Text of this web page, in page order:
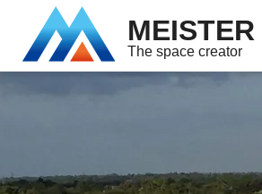
The space creator